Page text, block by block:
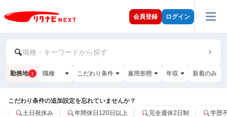
会員登録 ログイン
職種・キーワードから探す
勤務地 1 職種 こだわり条件 雇用形態 年収 新着のみ
こだわり条件の追加設定を忘れていませんか？
土日祝休み
年間休日120日以上 完全週休2日制 学歴